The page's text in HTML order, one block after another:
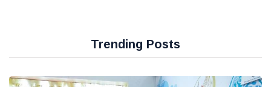
Trending Posts